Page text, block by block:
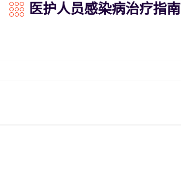
医护人员感染病治疗指南